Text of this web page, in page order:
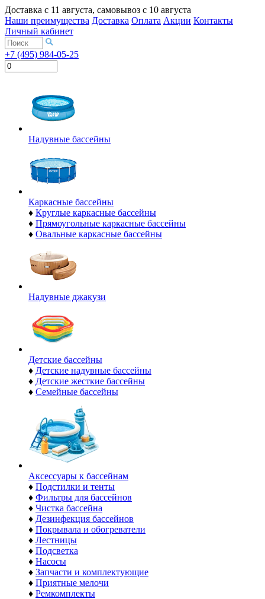
Доставка с 11 августа, самовывоз с 10 августа
Наши преимущества Доставка Оплата Акции Контакты
Личный кабинет
+7 (495) 984-05-25
Надувные бассейны
Каркасные бассейны
♦ Круглые каркасные бассейны
♦ Прямоугольные каркасные бассейны
♦ Овальные каркасные бассейны
Надувные джакузи
Детские бассейны
♦ Детские надувные бассейны
♦ Детские жесткие бассейны
♦ Семейные бассейны
Аксессуары к бассейнам
♦ Подстилки и тенты
♦ Фильтры для бассейнов
♦ Чистка бассейна
♦ Дезинфекция бассейнов
♦ Покрывала и обогреватели
♦ Лестницы
♦ Подсветка
♦ Насосы
♦ Запчасти и комплектующие
♦ Приятные мелочи
♦ Ремкомплекты